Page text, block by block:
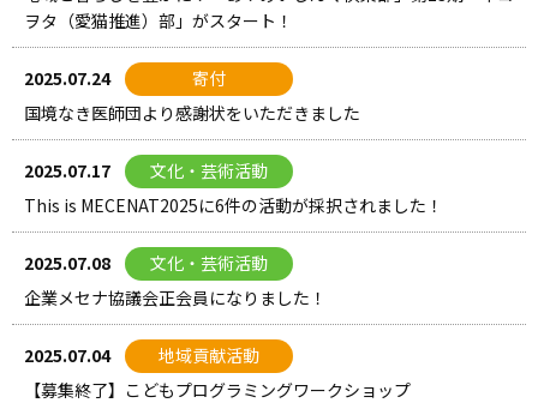
ヲタ（愛猫推進）部」がスタート！
2025.07.24
寄付
国境なき医師団より感謝状をいただきました
2025.07.17
文化・芸術活動
This is MECENAT2025に6件の活動が採択されました！
2025.07.08
文化・芸術活動
企業メセナ協議会正会員になりました！
2025.07.04
地域貢献活動
【募集終了】こどもプログラミングワークショップ